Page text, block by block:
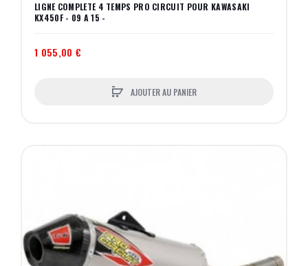
LIGNE COMPLETE 4 TEMPS PRO CIRCUIT POUR KAWASAKI
KX450F - 09 A 15 -
1 055,00 €
AJOUTER AU PANIER